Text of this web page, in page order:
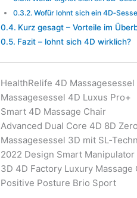
Wofür lohnt sich ein
Kurz gesagt – Vorteile im
Fazit – lohnt sich 4D wirklich?
HealthRelife 4D Massagesessel
Massagesessel 4D Luxus Pro+
Smart 4D Massage Chair
Advanced Dual Core 4D 8D
Massagesessel 3D mit
2022 Design Smart
3D 4D Factory Luxury Massage
Positive Posture Brio Sport